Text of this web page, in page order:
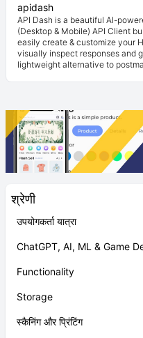
श्रेणी
उपयोगकर्ता यात्रा
ChatGPT, AI, ML & Game
Functionality
Storage
स्कैनिंग और प्रिंटिंग
apidash
API Dash is a beautiful AI-
(Desktop & Mobile) API Client
easily create & customize your
visually inspect responses and
lightweight alternative to